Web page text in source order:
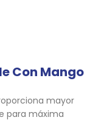
Con Mango
mayor
para máxima